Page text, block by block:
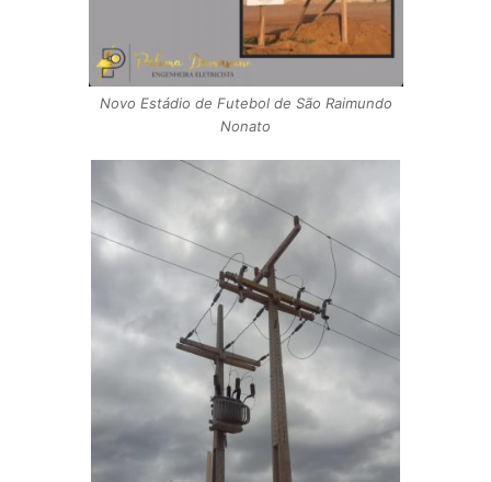
Novo Estádio de Futebol de São Raimundo
Nonato